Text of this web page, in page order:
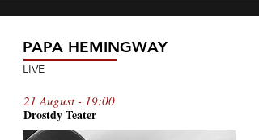
PAPA HEMINGWAY
LIVE
21 August - 19:00
Drostdy Teater